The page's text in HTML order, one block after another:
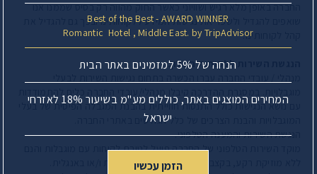
Best of the Best - AWARD WINNER
Romantic Hotel , Middle East. by TripAdvisor
הנחה של 5% למזמינים באתר הבית
המחירים המוצגים באתר, כוללים מע"מ בשיעור 18% לאזרחי
ישראל
הזמן עכשיו
החברה באופן מלא רגיש ושוויוני כאשר החוק מהווה רק בסיס שממנו אנו
שואפים להגדיל ולשפר את נגישות המידע ללקוחותינו ובכך גם להגדיל את
קהל לקוחותינו.
הנגשת השירות ללקוחות המלון.
מוגבלויות. במסגרת ההדרכה קיבלו מנהלי/עובדי החברה כלים להתמודדות
עם נושא הנגישות כולל התנסות חווייתית בהבנת המגבלה הפיסית של בעלי
המוגבלויות והבנת הצרכים של כלל הגולשים באתרי החברה.
הנגשת השירות והמענה הטלפוני.
מוקד השירות הטלפוני של החברה פועל לטובת לקוחות עם מוגבלות והנם
ללא מוזיקת רקע, בקצב איטי ובשפה ברורה בעברית ו/או באנגלית.